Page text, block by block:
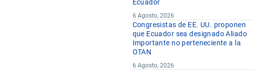
Ecuador
6 Agosto, 2026
Congresistas de EE. UU. proponen
que Ecuador sea designado Aliado
Importante no perteneciente a la
OTAN
6 Agosto, 2026